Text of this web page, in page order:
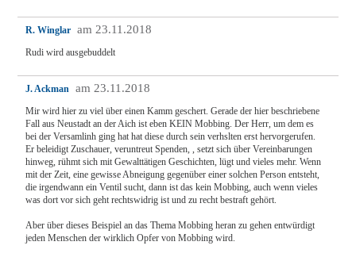
R. Winglar am 23.11.2018
Rudi wird ausgebuddelt
J. Ackman am 23.11.2018
Mir wird hier zu viel über einen Kamm geschert. Gerade der hier beschriebene
Fall aus Neustadt an der Aich ist eben KEIN Mobbing. Der Herr, um dem es
bei der Versamlinh ging hat hat diese durch sein verhslten erst hervorgerufen.
Er beleidigt Zuschauer, veruntreut Spenden, , setzt sich über Vereinbarungen
hinweg, rühmt sich mit Gewalttätigen Geschichten, lügt und vieles mehr. Wenn
mit der Zeit, eine gewisse Abneigung gegenüber einer solchen Person entsteht,
die irgendwann ein Ventil sucht, dann ist das kein Mobbing, auch wenn vieles
was dort vor sich geht rechtswidrig ist und zu recht bestraft gehört.
Aber über dieses Beispiel an das Thema Mobbing heran zu gehen entwürdigt
jeden Menschen der wirklich Opfer von Mobbing wird.